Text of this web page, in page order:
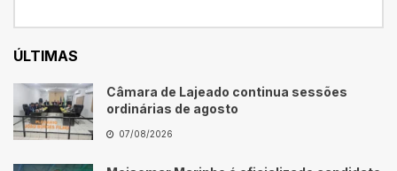
ÚLTIMAS
Câmara de Lajeado continua sessões
ordinárias de agosto
07/08/2026